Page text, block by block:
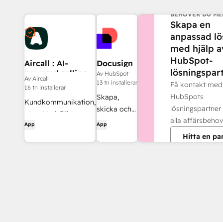
Aircall : AI-
powered calling
and SMS
Av Aircall
16 tn installerar
Kundkommunikation,
utvecklad. Där
intelligent
App
Docusign
Av HubSpot
13 tn installerar
Skapa,
skicka och
spåra
avtal direkt
App
BEHÖVER DU
Skapa en
anpassad
med hjälp
HubSpot-
Få kontakt med
HubSpots
lösningspartner
alla
Hitta en